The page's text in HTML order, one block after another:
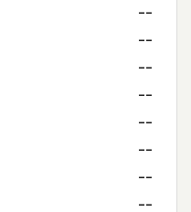
--
--
--
--
--
--
--
--